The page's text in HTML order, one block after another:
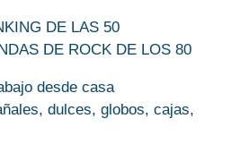
DE LAS 50
DE ROCK DE LOS 80
desde casa
dulces, globos, cajas,